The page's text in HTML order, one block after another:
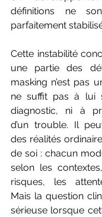
définitions ne
parfaitement
Cette instabilité
une partie des
masking n’est pas
ne suffit pas à lui
diagnostic, ni à
d’un trouble. Il
des réalités
de soi : chacun
selon les
risques, les
Mais la question
sérieuse lorsque